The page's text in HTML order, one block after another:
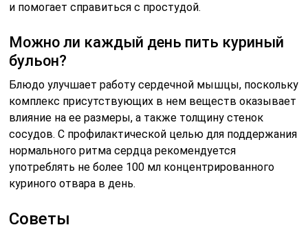
и помогает справиться с простудой.
Можно ли каждый день пить куриный
бульон?
Блюдо улучшает работу сердечной мышцы, поскольку
комплекс присутствующих в нем веществ оказывает
влияние на ее размеры, а также толщину стенок
сосудов. С профилактической целью для поддержания
нормального ритма сердца рекомендуется
употреблять не более 100 мл концентрированного
куриного отвара в день.
Советы